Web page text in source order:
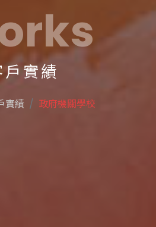
戶實績
實績 政府機關學校